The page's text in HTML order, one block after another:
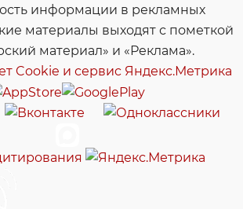
информации в рекламных
материалы выходят с пометкой
материал» и «Реклама».
Cookie и сервиc Яндекс.Метрика